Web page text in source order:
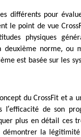
différents pour
le point de vue
physiques
deuxième norme,ou
est basée sur les
du CrossFit et a
l’efficacité de son
plus en détail ces
démontrer la